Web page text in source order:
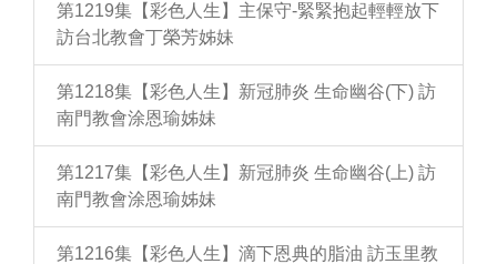
第1219集【彩色人生】主保守-緊緊抱起輕輕放下
訪台北教會丁榮芳姊妹
第1218集【彩色人生】新冠肺炎 生命幽谷(下) 訪
南門教會涂恩瑜姊妹
第1217集【彩色人生】新冠肺炎 生命幽谷(上) 訪
南門教會涂恩瑜姊妹
第1216集【彩色人生】滴下恩典的脂油 訪玉里教